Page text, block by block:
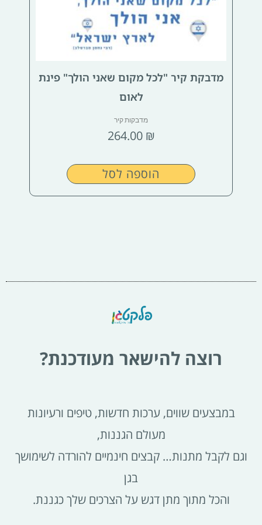
מדבקת קיר "לכל מקום שאני הולך" פינת
לאום
מדבקות קיר
264.00 ₪
הוספה לסל
רוצה להישאר מעודכנת?
במבצעים שווים, ערכות חדשות, טיפים ורעיונות
מעולם הגננות,
וגם לקבל מתנות… קבצים חינמיים להורדה לשימושך
בגן
והכל מתוך מתן דגש על הצרכים שלך כגננת.